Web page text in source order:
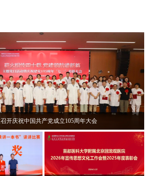
开庆祝中国共产党成立105周年大会